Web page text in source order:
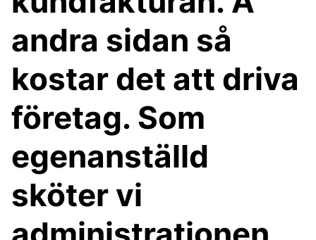
andra sidan så
kostar det att driva
företag. Som
egenanställd
sköter vi